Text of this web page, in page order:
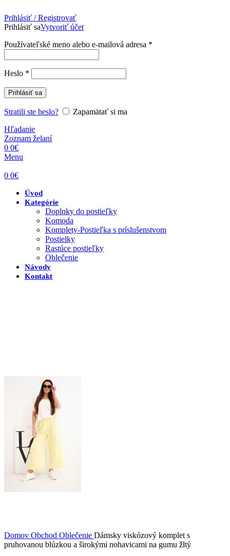
Prihlásiť / Registrovať
Prihlásiť saVytvoriť účet
Používateľské meno alebo e-mailová adresa *
Heslo *
Prihlásiť sa
Stratili ste heslo?
Zapamätať si ma
Hľadanie
Zoznam želaní
0 0€
Menu
0 0€
Úvod
Kategórie
Doplnky do postieľky
Komoda
Komplety-Postieľka s príslušenstvom
Postielky
Rastúce postieľky
Oblečenie
Návody
Kontakt
Domov Obchod Oblečenie Dámsky viskózový komplet s
pruhovanou blúzkou a širokými nohavicami na gumu žltý